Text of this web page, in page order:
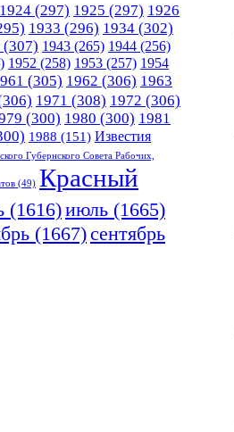
1924 (297) 1925 (297) 1926
1933 (296) 1934 (302)
(307) 1943 (265) 1944 (256)
1952 (258) 1953 (257) 1954
(305) 1962 (306) 1963
1971 (308) 1972 (306)
(300) 1980 (300) 1981
1988 (151) Известия
Губернского Совета Рабочих,
(49) Красный
(1616)июль (1665)
(1667)сентябрь